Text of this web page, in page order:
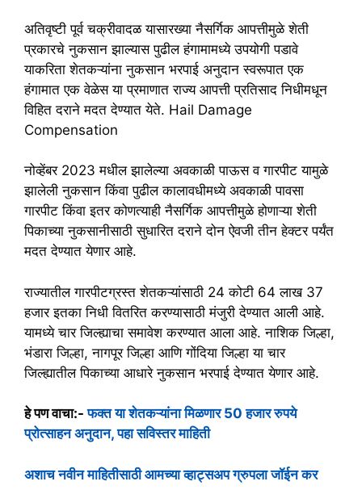
अतिवृष्टी पूर्व चक्रीवादळ यासारख्या नैसर्गिक आपत्तीमुळे शेती
प्रकारचे नुकसान झाल्यास पुढील हंगामामध्ये उपयोगी पडावे
याकरिता शेतकऱ्यांना नुकसान भरपाई अनुदान स्वरूपात एक
हंगामात एक वेळेस या प्रमाणात राज्य आपत्ती प्रतिसाद निधीमधून
विहित दराने मदत देण्यात येते. Hail Damage
Compensation
नोव्हेंबर 2023 मधील झालेल्या अवकाळी पाऊस व गारपीट यामुळे
झालेली नुकसान किंवा पुढील कालावधीमध्ये अवकाळी पावसा
गारपीट किंवा इतर कोणत्याही नैसर्गिक आपत्तीमुळे होणाऱ्या शेती
पिकाच्या नुकसानीसाठी सुधारित दराने दोन ऐवजी तीन हेक्टर पर्यंत
मदत देण्यात येणार आहे.
राज्यातील गारपीटग्रस्त शेतकऱ्यांसाठी 24 कोटी 64 लाख 37
हजार इतका निधी वितरित करण्यासाठी मंजुरी देण्यात आली आहे.
यामध्ये चार जिल्ह्याचा समावेश करण्यात आला आहे. नाशिक जिल्हा,
भंडारा जिल्हा, नागपूर जिल्हा आणि गोंदिया जिल्हा या चार
जिल्ह्यातील पिकाच्या आधारे नुकसान भरपाई देण्यात येणार आहे.
हे पण वाचा:-फक्त या शेतकऱ्यांना मिळणार 50 हजार रुपये
प्रोत्साहन अनुदान, पहा सविस्तर माहिती
अशाच नवीन माहितीसाठी आमच्या व्हाट्सअप ग्रुपला जॉईन कर